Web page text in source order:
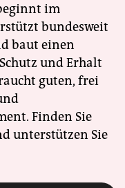
im
bundesweit
baut einen
und Erhalt
guten, frei
Finden Sie
unterstützen Sie